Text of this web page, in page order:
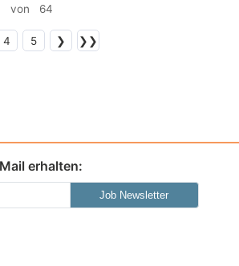
von 64
4 5 ❯ ❯❯
erhalten:
Job Newsletter